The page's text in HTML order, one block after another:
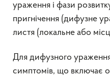
ураження і фази
пригнічення (дифузне
листя (локальне або
Для дифузного
симптомів, що включає